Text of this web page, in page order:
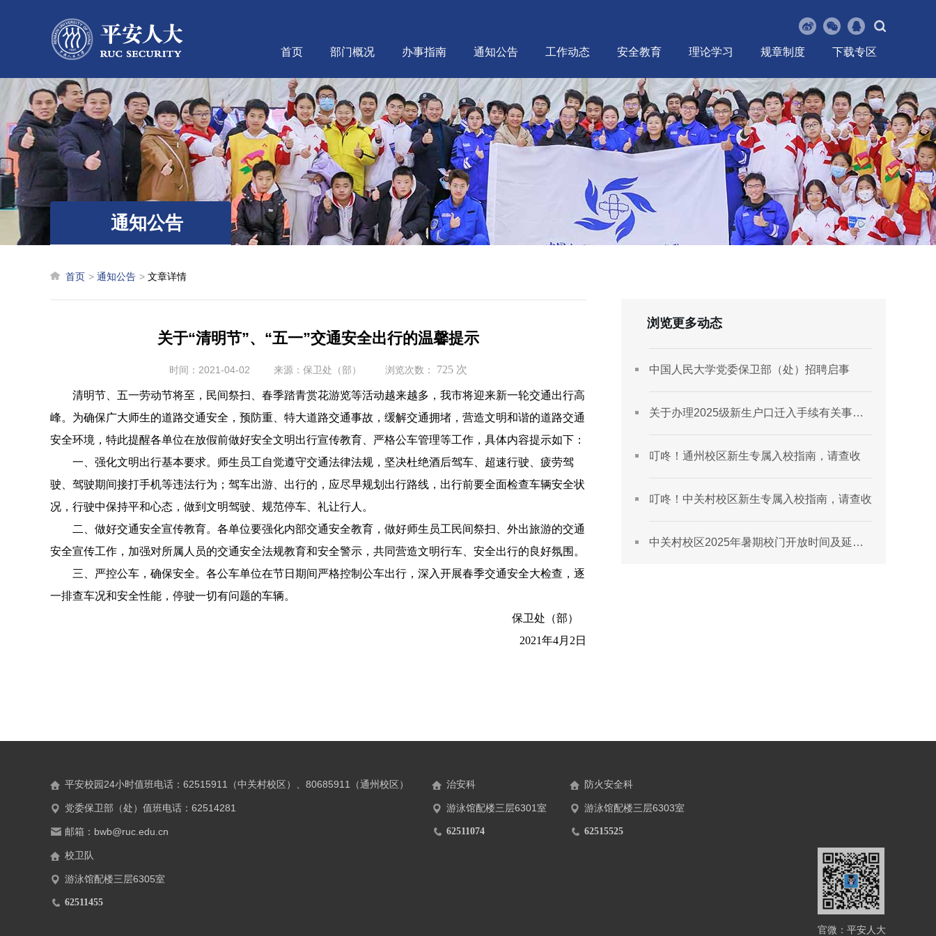
首页 部门概况 办事指南 通知公告 工作动态 安全教育 理论学习 规章制度 下载专区
通知公告
首页 通知公告 文章详情
关于“清明节”、“五一”交通安全出行的温馨提示
时间：2021-04-02 来源：保卫处（部） 浏览次数： 725 次
清明节、五一劳动节将至，民间祭扫、春季踏青赏花游览等活动越来越多，我市将迎来新一轮交通出行高
峰。为确保广大师生的道路交通安全，预防重、特大道路交通事故，缓解交通拥堵，营造文明和谐的道路交通
安全环境，特此提醒各单位在放假前做好安全文明出行宣传教育、严格公车管理等工作，具体内容提示如下：
一、强化文明出行基本要求。师生员工自觉遵守交通法律法规，坚决杜绝酒后驾车、超速行驶、疲劳驾
驶、驾驶期间接打手机等违法行为；驾车出游、出行的，应尽早规划出行路线，出行前要全面检查车辆安全状
况，行驶中保持平和心态，做到文明驾驶、规范停车、礼让行人。
二、做好交通安全宣传教育。各单位要强化内部交通安全教育，做好师生员工民间祭扫、外出旅游的交通
安全宣传工作，加强对所属人员的交通安全法规教育和安全警示，共同营造文明行车、安全出行的良好氛围。
三、严控公车，确保安全。各公车单位在节日期间严格控制公车出行，深入开展春季交通安全大检查，逐
一排查车况和安全性能，停驶一切有问题的车辆。
保卫处（部）
2021年4月2日
浏览更多动态
中国人民大学党委保卫部（处）招聘启事
关于办理2025级新生户口迁入手续有关事宜
的通知
叮咚！通州校区新生专属入校指南，请查收
叮咚！中关村校区新生专属入校指南，请查收
中关村校区2025年暑期校门开放时间及延长
平安校园24小时值班电话：62515911（中关村校区）、80685911（通州校区）
党委保卫部（处）值班电话：62514281
邮箱：bwb@ruc.edu.cn
治安科
游泳馆配楼三层6301室
62511074
防火安全科
游泳馆配楼三层6303室
62515525
校卫队
游泳馆配楼三层6305室
62511455
官微：平安人大